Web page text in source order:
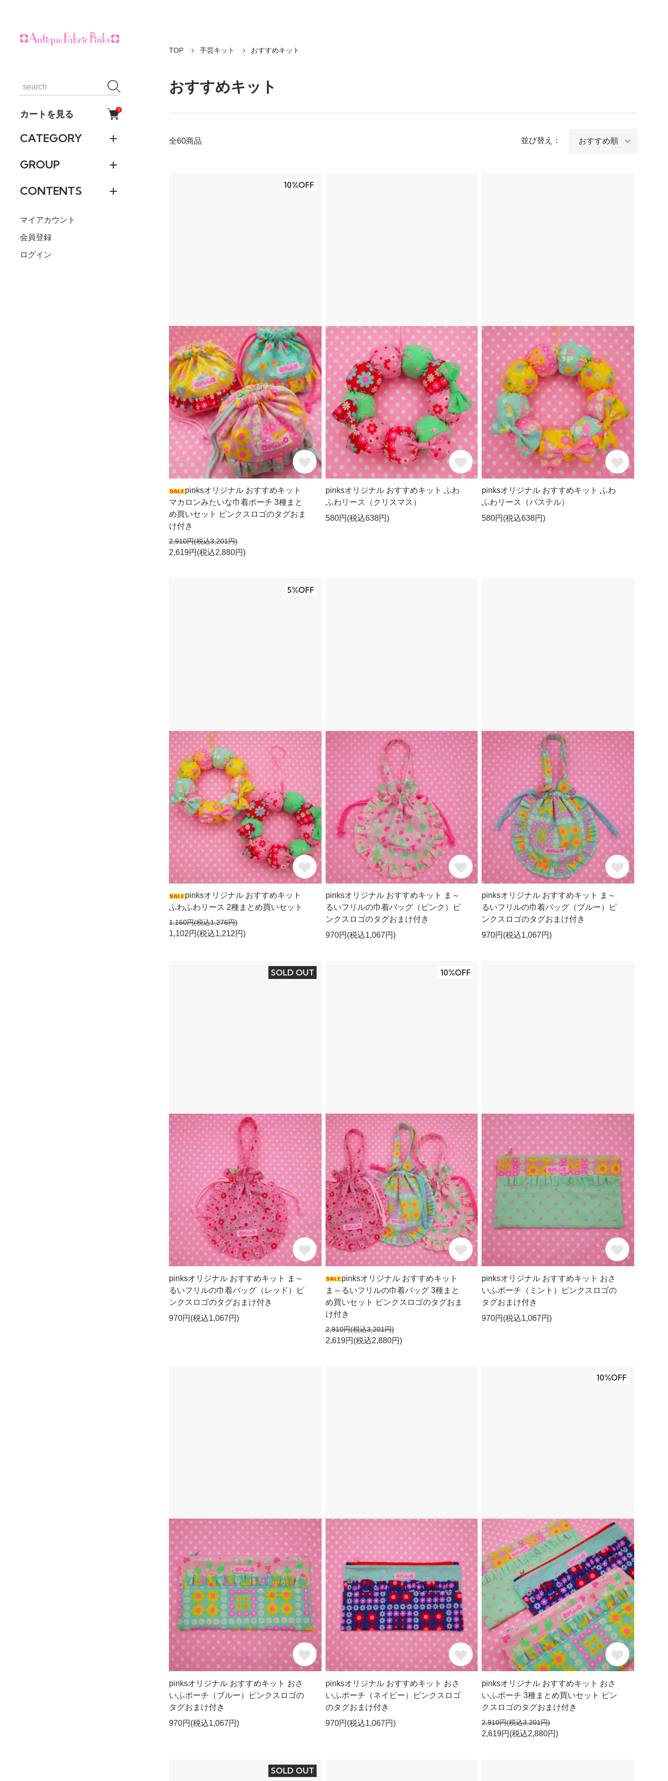
カートを見る 0
CATEGORY
GROUP
CONTENTS
マイアカウント
会員登録
ログイン
TOP 手芸キット おすすめキット
おすすめキット
全60商品 並び替え：
10%OFF
pinksオリジナル おすすめキット
マカロンみたいな巾着ポーチ 3種まと
め買いセット ピンクスロゴのタグおま
け付き
2,910円(税込3,201円)
2,619円(税込2,880円)
pinksオリジナル おすすめキット ふわ
ふわリース（クリスマス）
580円(税込638円)
pinksオリジナル おすすめキット ふわ
ふわリース（パステル）
580円(税込638円)
5%OFF
pinksオリジナル おすすめキット
ふわふわリース 2種まとめ買いセット
1,160円(税込1,276円)
1,102円(税込1,212円)
pinksオリジナル おすすめキット ま～
るいフリルの巾着バッグ（ピンク）ピ
ンクスロゴのタグおまけ付き
970円(税込1,067円)
pinksオリジナル おすすめキット ま～
るいフリルの巾着バッグ（ブルー）ピ
ンクスロゴのタグおまけ付き
970円(税込1,067円)
SOLD OUT
pinksオリジナル おすすめキット ま～
るいフリルの巾着バッグ（レッド）ピ
ンクスロゴのタグおまけ付き
970円(税込1,067円)
10%OFF
pinksオリジナル おすすめキット
ま～るいフリルの巾着バッグ 3種まと
め買いセット ピンクスロゴのタグおま
け付き
2,910円(税込3,201円)
2,619円(税込2,880円)
pinksオリジナル おすすめキット おさ
いふポーチ（ミント）ピンクスロゴの
タグおまけ付き
970円(税込1,067円)
pinksオリジナル おすすめキット おさ
いふポーチ（ブルー）ピンクスロゴの
タグおまけ付き
970円(税込1,067円)
pinksオリジナル おすすめキット おさ
いふポーチ（ネイビー）ピンクスロゴ
のタグおまけ付き
970円(税込1,067円)
10%OFF
pinksオリジナル おすすめキット おさ
いふポーチ 3種まとめ買いセット ピン
クスロゴのタグおまけ付き
2,910円(税込3,201円)
2,619円(税込2,880円)
SOLD OUT